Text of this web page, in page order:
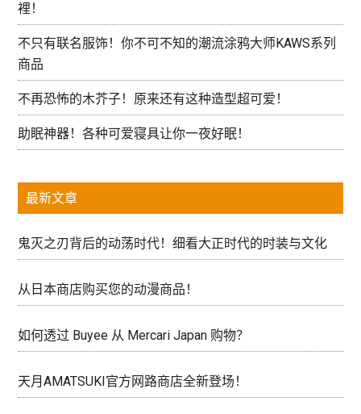
裡！
不只有联名服饰！你不可不知的潮流涂鸦大师KAWS系列
商品
不再恐怖的木芥子！原来还有这种造型超可爱！
助眠神器！各种可爱寝具让你一夜好眠！
最新文章
鬼灭之刃背后的动荡时代！细看大正时代的时装与文化
从日本商店购买您的动漫商品！
如何透过 Buyee 从 Mercari Japan 购物？
天月AMATSUKI官方网路商店全新登场！